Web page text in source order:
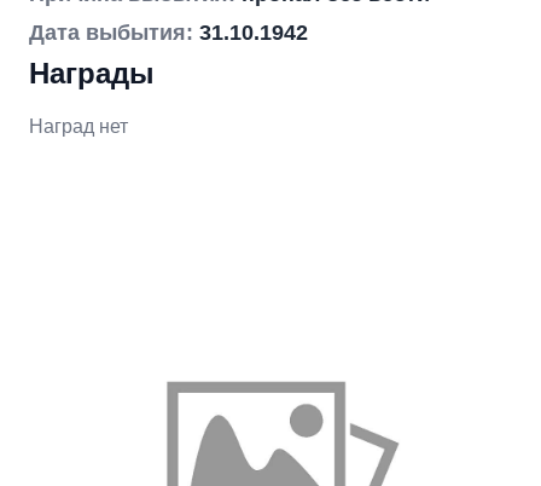
Дата выбытия: 31.10.1942
Награды
Наград нет